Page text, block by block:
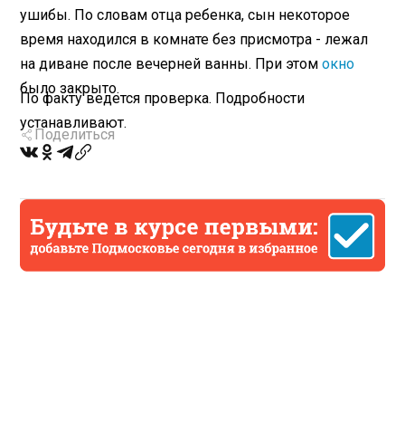
ушибы. По словам отца ребенка, сын некоторое
время находился в комнате без присмотра - лежал
на диване после вечерней ванны. При этомокно
было закрыто.
По факту ведется проверка. Подробности
устанавливают.
Поделиться